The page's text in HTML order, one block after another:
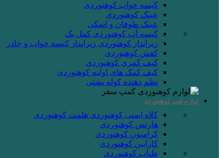
کیسه خواب کوهنوردی
عینک کوهنوردی
عینک طوفان و اسکی
کیسه آب کوهنوردی کمل بک
زیرانداز کوهنوردی زیرانداز کیسه خواب و چادر
کفش کوهنوردی
کیف کمری کوهنوردی
کیف کمک های اولیه کوهنوردی
نظم دهنده کوله پشتی
لوازم فنی کوهنوردی
کلاه ایمنی کوهنوردی هلمت کوهنوردی
هارنس کوهنوردی
کرامپون کوهنوردی
کارابین کوهنوردی
طناب کوهنوردی